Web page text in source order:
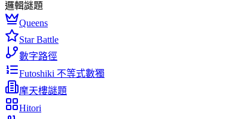
邏輯謎題
Queens
Star Battle
數字路徑
Futoshiki 不等式數獨
摩天樓謎題
Hitori